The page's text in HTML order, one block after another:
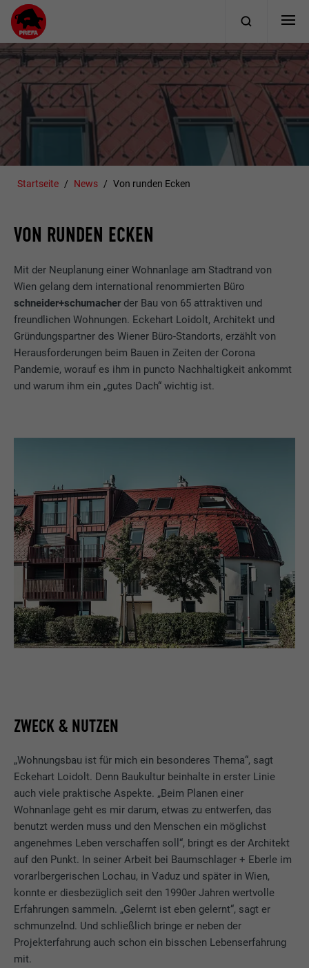
Startseite News Von runden Ecken
VON RUNDEN ECKEN
Mit der Neuplanung einer Wohnanlage am Stadtrand von
Wien gelang dem international renommierten Büro
schneider+schumacher der Bau von 65 attraktiven und
freundlichen Wohnungen. Eckehart Loidolt, Architekt und
Gründungspartner des Wiener Büro-Standorts, erzählt von
Herausforderungen beim Bauen in Zeiten der Corona
Pandemie, worauf es ihm in puncto Nachhaltigkeit ankommt
und warum ihm ein „gutes Dach“ wichtig ist.
ZWECK & NUTZEN
„Wohnungsbau ist für mich ein besonderes Thema“, sagt
Eckehart Loidolt. Denn Baukultur beinhalte in erster Linie
auch viele praktische Aspekte. „Beim Planen einer
Wohnanlage geht es mir darum, etwas zu entwerfen, das
benutzt werden muss und den Menschen ein möglichst
angenehmes Leben verschaffen soll“, bringt es der Architekt
auf den Punkt. In seiner Arbeit bei Baumschlager + Eberle im
vorarlbergerischen Lochau, in Vaduz und später in Wien,
konnte er diesbezüglich seit den 1990er Jahren wertvolle
Erfahrungen sammeln. „Gelernt ist eben gelernt“, sagt er
schmunzelnd. Und schließlich bringe er neben der
Projekterfahrung auch schon ein bisschen Lebenserfahrung
mit.